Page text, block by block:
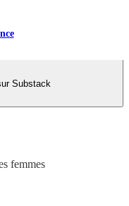
Substack
femmes